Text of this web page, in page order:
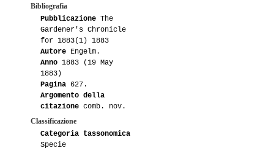
Bibliografia
Pubblicazione The
Gardener's Chronicle
for 1883(1) 1883
Autore Engelm.
Anno 1883 (19 May
1883)
Pagina 627.
Argomento della
citazione comb. nov.
Classificazione
Categoria tassonomica
Specie